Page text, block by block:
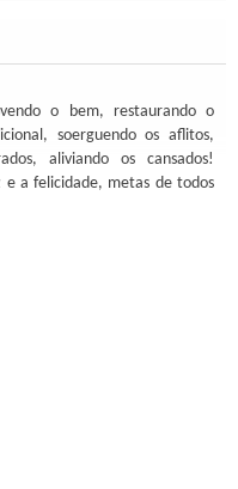
o bem, restaurando o
soerguendo os aflitos,
aliviando os cansados!
e a felicidade, metas de todos